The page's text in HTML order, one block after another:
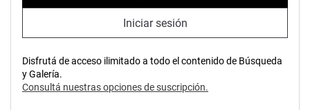
Iniciar sesión
Disfrutá de acceso ilimitado a todo el contenido de Búsqueda
y Galería.
Consultá nuestras opciones de suscripción.